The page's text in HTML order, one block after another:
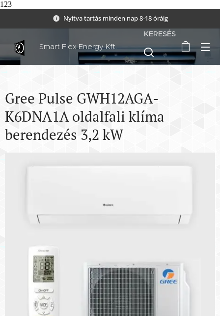
123
Nyitva tartás minden nap 8-18 óráig
Smart Flex Energy Kft.
KERESÉS
Gree Pulse GWH12AGA-
K6DNA1A oldalfali klíma
berendezés 3,2 kW